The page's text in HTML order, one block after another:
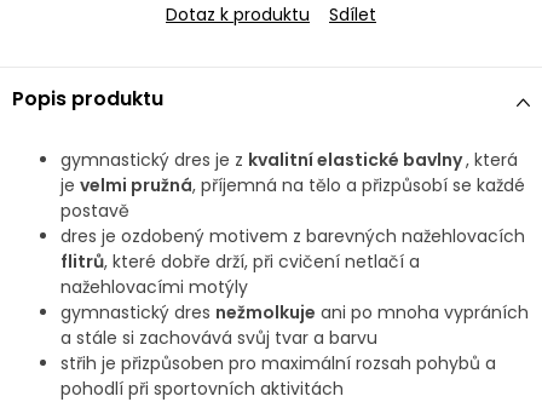
Dotaz k produktu Sdílet
Popis produktu
gymnastický dres je z kvalitní elastické bavlny, která
je velmi pružná, příjemná na tělo a přizpůsobí se každé
postavě
dres je ozdobený motivem z barevných nažehlovacích
flitrů, které dobře drží, při cvičení netlačí a
nažehlovacími motýly
gymnastický dres nežmolkuje ani po mnoha vypráních
a stále si zachovává svůj tvar a barvu
střih je přizpůsoben pro maximální rozsah pohybů a
pohodlí při sportovních aktivitách